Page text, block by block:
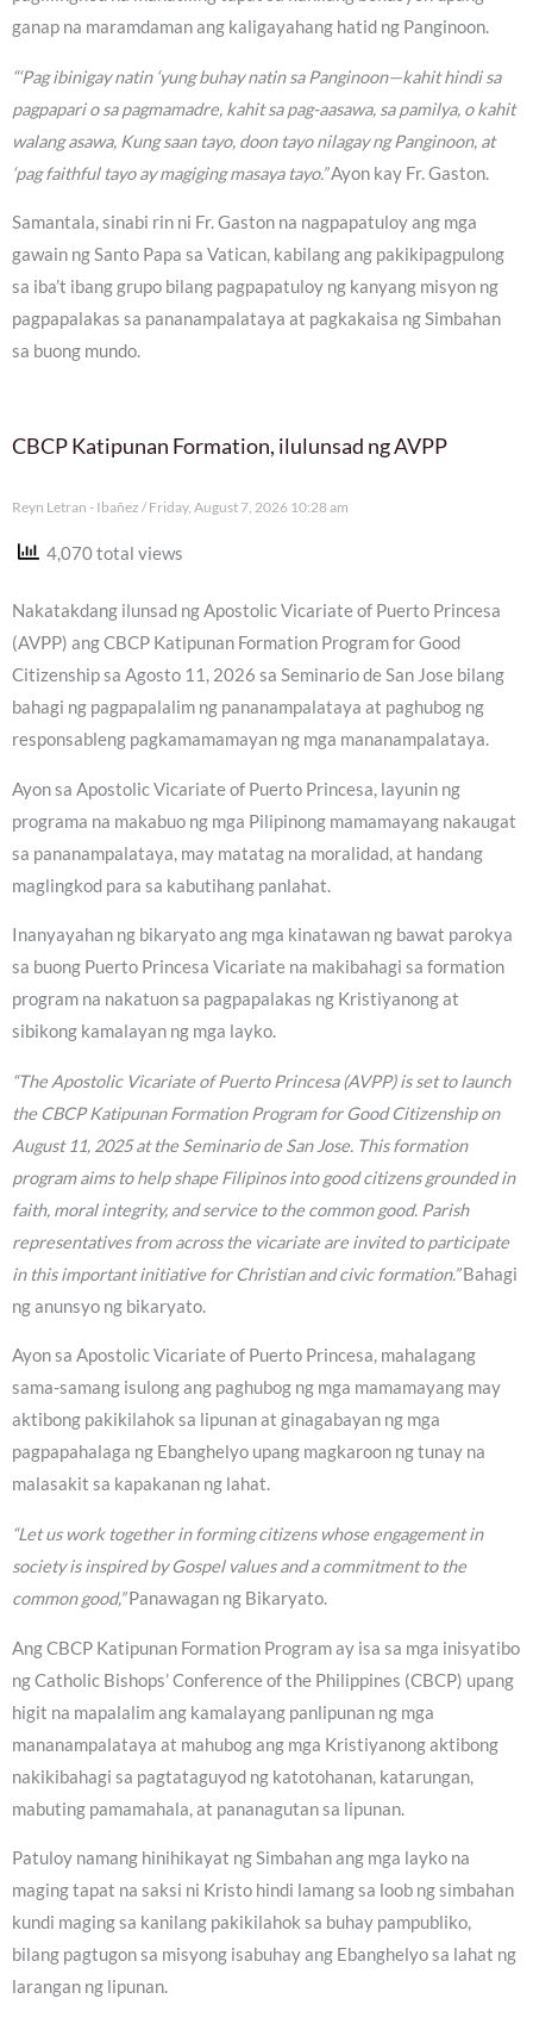
ganap na maramdaman ang kaligayahang hatid ng Panginoon.
“‘Pag ibinigay natin ‘yung buhay natin sa Panginoon—kahit hindi sa
pagpapari o sa pagmamadre, kahit sa pag-aasawa, sa pamilya, o kahit
walang asawa, Kung saan tayo, doon tayo nilagay ng Panginoon, at
‘pag faithful tayo ay magiging masaya tayo.”Ayon kay Fr. Gaston.
Samantala, sinabi rin ni Fr. Gaston na nagpapatuloy ang mga
gawain ng Santo Papa sa Vatican, kabilang ang pakikipagpulong
sa iba’t ibang grupo bilang pagpapatuloy ng kanyang misyon ng
pagpapalakas sa pananampalataya at pagkakaisa ng Simbahan
sa buong mundo.
CBCP Katipunan Formation, ilulunsad ng AVPP
Reyn Letran - Ibañez Friday, August 7, 2026 10:28 am
4,070 total views
Nakatakdang ilunsad ng Apostolic Vicariate of Puerto Princesa
(AVPP) ang CBCP Katipunan Formation Program for Good
Citizenship sa Agosto 11, 2026 sa Seminario de San Jose bilang
bahagi ng pagpapalalim ng pananampalataya at paghubog ng
responsableng pagkamamamayan ng mga mananampalataya.
Ayon sa Apostolic Vicariate of Puerto Princesa, layunin ng
programa na makabuo ng mga Pilipinong mamamayang nakaugat
sa pananampalataya, may matatag na moralidad, at handang
maglingkod para sa kabutihang panlahat.
Inanyayahan ng bikaryato ang mga kinatawan ng bawat parokya
sa buong Puerto Princesa Vicariate na makibahagi sa formation
program na nakatuon sa pagpapalakas ng Kristiyanong at
sibikong kamalayan ng mga layko.
“The Apostolic Vicariate of Puerto Princesa (AVPP) is set to launch
the CBCP Katipunan Formation Program for Good Citizenship on
August 11, 2025 at the Seminario de San Jose. This formation
program aims to help shape Filipinos into good citizens grounded in
faith, moral integrity, and service to the common good. Parish
representatives from across the vicariate are invited to participate
in this important initiative for Christian and civic formation.”Bahagi
ng anunsyo ng bikaryato.
Ayon sa Apostolic Vicariate of Puerto Princesa, mahalagang
sama-samang isulong ang paghubog ng mga mamamayang may
aktibong pakikilahok sa lipunan at ginagabayan ng mga
pagpapahalaga ng Ebanghelyo upang magkaroon ng tunay na
malasakit sa kapakanan ng lahat.
“Let us work together in forming citizens whose engagement in
society is inspired by Gospel values and a commitment to the
common good,”Panawagan ng Bikaryato.
Ang CBCP Katipunan Formation Program ay isa sa mga inisyatibo
ng Catholic Bishops’ Conference of the Philippines (CBCP) upang
higit na mapalalim ang kamalayang panlipunan ng mga
mananampalataya at mahubog ang mga Kristiyanong aktibong
nakikibahagi sa pagtataguyod ng katotohanan, katarungan,
mabuting pamamahala, at pananagutan sa lipunan.
Patuloy namang hinihikayat ng Simbahan ang mga layko na
maging tapat na saksi ni Kristo hindi lamang sa loob ng simbahan
kundi maging sa kanilang pakikilahok sa buhay pampubliko,
bilang pagtugon sa misyong isabuhay ang Ebanghelyo sa lahat ng
larangan ng lipunan.